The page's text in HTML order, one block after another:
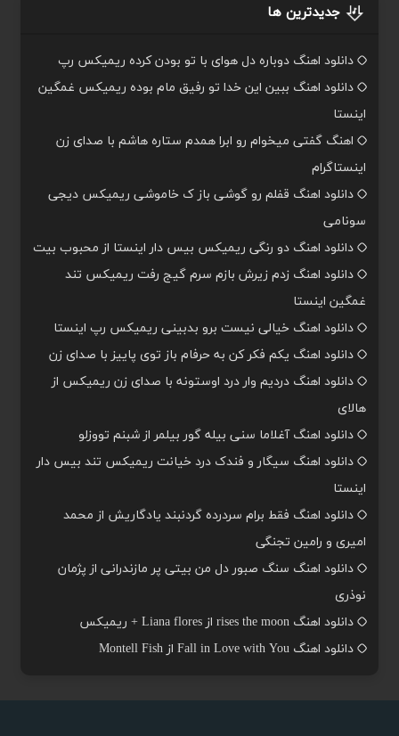
جدیدترین ها
دانلود اهنگ دوباره دل هوای با تو بودن کرده ریمیکس رپ
دانلود اهنگ ببین این خدا تو رفیق مام بوده ریمیکس غمگین
اینستا
اهنگ گفتی میخوام رو ابرا همدم ستاره هاشم با صدای زن
اینستاگرام
دانلود اهنگ قفلم رو گوشی باز ک خاموشی ریمیکس دیجی
سونامی
دانلود اهنگ دو رنگی ریمیکس بیس دار اینستا از محبوب بیت
دانلود اهنگ زدم زیرش بازم سرم گیج رفت ریمیکس تند
غمگین اینستا
دانلود اهنگ خیالی نیست برو بدبینی ریمیکس رپ اینستا
دانلود اهنگ یکم فکر کن به حرفام باز توی پاییز با صدای زن
دانلود اهنگ دردیم وار درد اوستونه با صدای زن ریمیکس از
هالای
دانلود اهنگ آغلاما سنی بیله گور بیلمر از شبنم تووزلو
دانلود اهنگ سیگار و فندک درد خیانت ریمیکس تند بیس دار
اینستا
دانلود اهنگ فقط برام سردرده گردنبند یادگاریش از محمد
امیری و رامین تجنگی
دانلود اهنگ سنگ صبور دل من بیتی پر مازندرانی از پژمان
نوذری
دانلود اهنگ rises the moon از Liana flores + ریمیکس
دانلود اهنگ Fall in Love with You از Montell Fish